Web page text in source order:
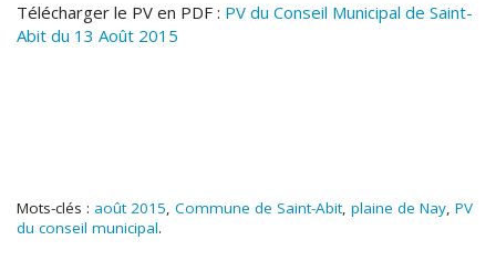
Télécharger le PV en PDF : PV du Conseil Municipal de Saint-
Abit du 13 Août 2015
Mots-clés : août 2015, Commune de Saint-Abit, plaine de Nay, PV
du conseil municipal.